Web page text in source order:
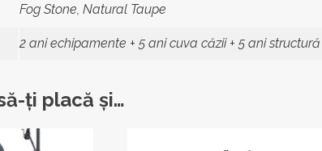
Fog Stone, Natural Taupe
2 ani echipamente + 5 ani cuva căzii + 5 ani structură
ți placă și…